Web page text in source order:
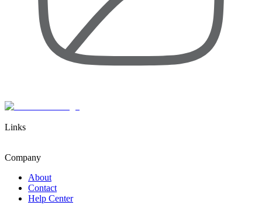
Links
Company
About
Contact
Help Center